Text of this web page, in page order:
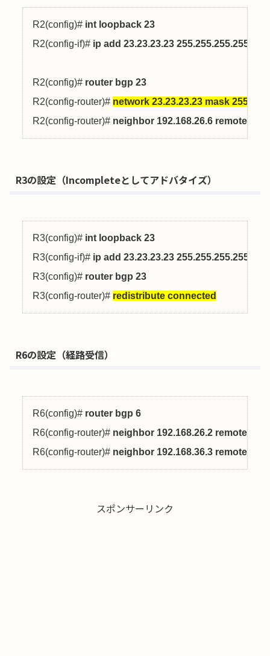
R2(config)# int loopback 23
R2(config-if)# ip add 23.23.23.23 255.255.255.255
R2(config)# router bgp 23
R2(config-router)# network 23.23.23.23 mask
R2(config-router)# neighbor 192.168.26.6 remote-as 6
R3の設定（Incompleteとしてアドバタイズ）
R3(config)# int loopback 23
R3(config-if)# ip add 23.23.23.23 255.255.255.255
R3(config)# router bgp 23
R3(config-router)# redistribute connected
R6の設定（経路受信）
R6(config)# router bgp 6
R6(config-router)# neighbor 192.168.26.2 remote-as
R6(config-router)# neighbor 192.168.36.3 remote-as
スポンサーリンク